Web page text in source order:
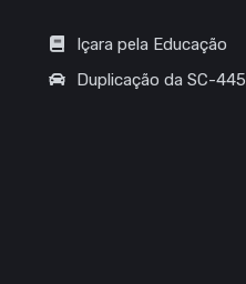
Içara pela Educação
Duplicação da SC-445